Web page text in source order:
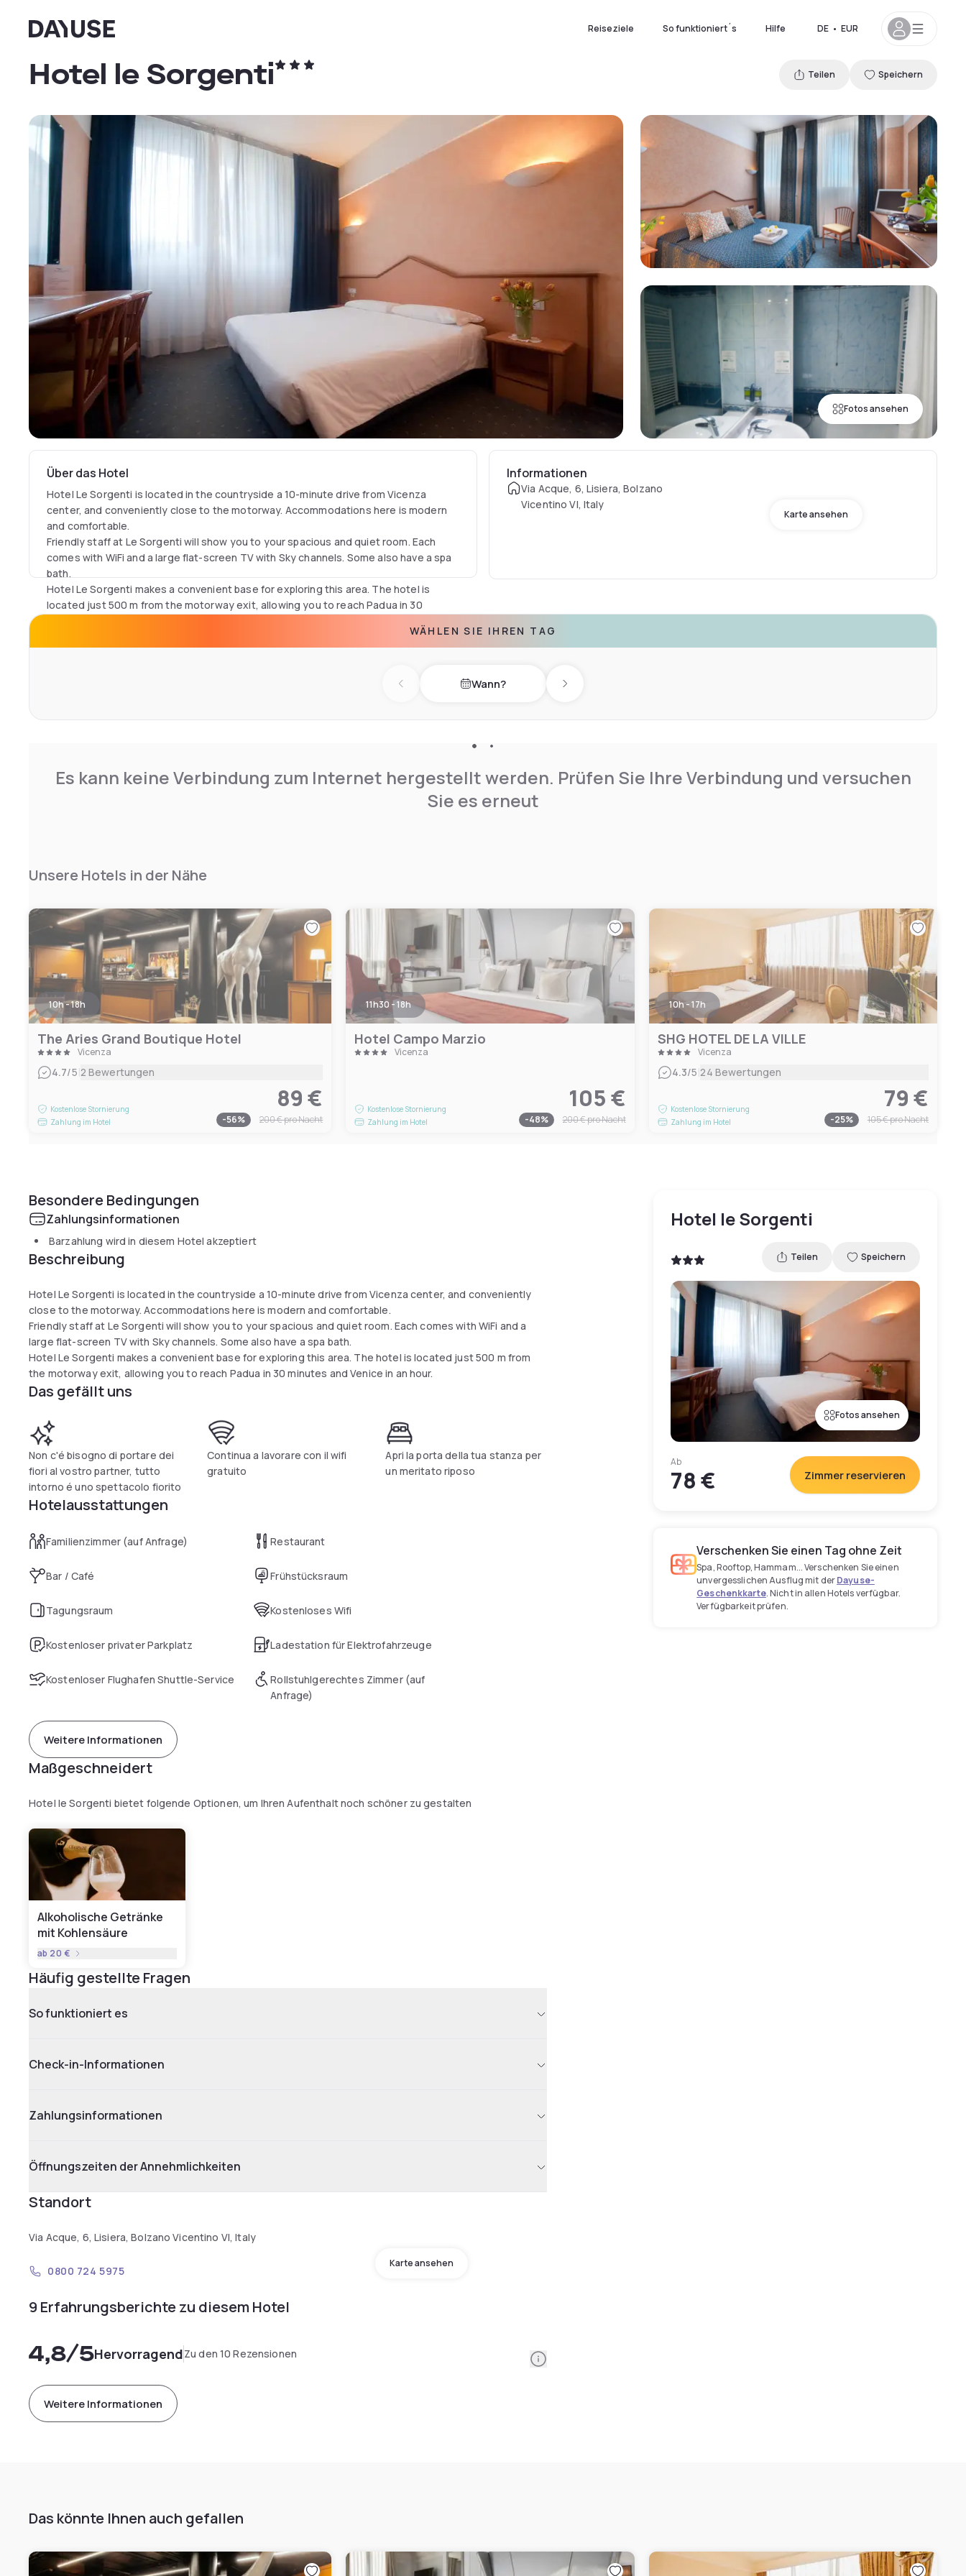
Dayuse Reiseziele So funktioniert´s Hilfe DE • EUR
Fotos ansehen
Hotel le Sorgenti Teilen Speichern
Über das Hotel
Hotel Le Sorgenti is located in the countryside a 10-minute drive from Vicenza
center, and conveniently close to the motorway. Accommodations here is modern
and comfortable.
Friendly staff at Le Sorgenti will show you to your spacious and quiet room. Each
comes with WiFi and a large flat-screen TV with Sky channels. Some also have a spa
bath.
Hotel Le Sorgenti makes a convenient base for exploring this area. The hotel is
located just 500 m from the motorway exit, allowing you to reach Padua in 30
Informationen
Via Acque, 6, Lisiera, Bolzano
Vicentino VI, Italy
Karte ansehen
WÄHLEN SIE IHREN TAG
Previous day Wann? Next day
Es kann keine Verbindung zum Internet hergestellt werden. Prüfen Sie Ihre Verbindung und versuchen
Sie es erneut
Unsere Hotels in der Nähe
10h - 18h
The Aries Grand Boutique Hotel
Vicenza
4.7/5|2 Bewertungen
Kostenlose Stornierung
Zahlung im Hotel
89 €
-56% 200 €pro Nacht
11h30 - 18h
Hotel Campo Marzio
Vicenza
Kostenlose Stornierung
Zahlung im Hotel
105 €
-48% 200 €pro Nacht
10h - 17h
SHG HOTEL DE LA VILLE
Vicenza
4.3/5|24 Bewertungen
Kostenlose Stornierung
Zahlung im Hotel
79 €
-25% 105 €pro Nacht
Besondere Bedingungen
Zahlungsinformationen
Barzahlung wird in diesem Hotel akzeptiert
Beschreibung
Hotel Le Sorgenti is located in the countryside a 10-minute drive from Vicenza center, and conveniently
close to the motorway. Accommodations here is modern and comfortable.
Friendly staff at Le Sorgenti will show you to your spacious and quiet room. Each comes with WiFi and a
large flat-screen TV with Sky channels. Some also have a spa bath.
Hotel Le Sorgenti makes a convenient base for exploring this area. The hotel is located just 500 m from
the motorway exit, allowing you to reach Padua in 30 minutes and Venice in an hour.
Das gefällt uns
Non c'é bisogno di portare dei
fiori al vostro partner, tutto
intorno é uno spettacolo fiorito
Continua a lavorare con il wifi
gratuito
Apri la porta della tua stanza per
un meritato riposo
Hotelausstattungen
Familienzimmer (auf Anfrage) Restaurant
Bar / Café Frühstücksraum
Tagungsraum Kostenloses Wifi
Kostenloser privater Parkplatz Ladestation für Elektrofahrzeuge
Kostenloser Flughafen Shuttle-Service
Rollstuhlgerechtes Zimmer (auf
Anfrage)
Weitere Informationen
Maßgeschneidert
Hotel le Sorgenti bietet folgende Optionen, um Ihren Aufenthalt noch schöner zu gestalten
Alkoholische Getränke
mit Kohlensäure
ab 20 €
Häufig gestellte Fragen
So funktioniert es
Check-in-Informationen
Zahlungsinformationen
Öffnungszeiten der Annehmlichkeiten
Standort
Via Acque, 6, Lisiera, Bolzano Vicentino VI, Italy
Karte ansehen
0800 724 5975
9 Erfahrungsberichte zu diesem Hotel
4,8/5HervorragendZu den 10 Rezensionen Information
Weitere Informationen
Hotel le Sorgenti
Teilen Speichern
Fotos ansehen
Ab
78 € Zimmer reservieren
Verschenken Sie einen Tag ohne Zeit
Spa, Rooftop, Hammam... Verschenken Sie einen
unvergesslichen Ausflug mit derDayuse-
Geschenkkarte. Nicht in allen Hotels verfügbar.
Verfügbarkeit prüfen.
Das könnte Ihnen auch gefallen